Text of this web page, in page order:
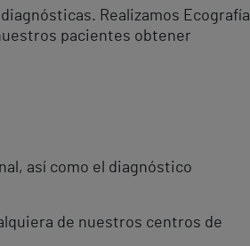
Realizamos Ecografía
pacientes obtener
así como el diagnóstico
de nuestros centros de